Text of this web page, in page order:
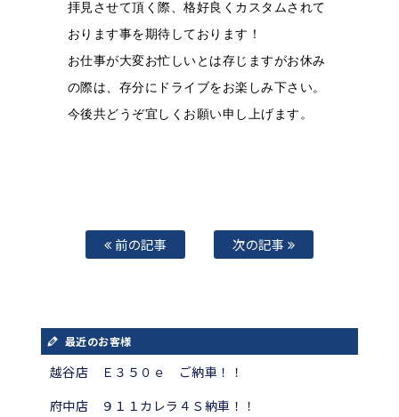
拝見させて頂く際、格好良くカスタムされて
おります事を期待しております！
お仕事が大変お忙しいとは存じますがお休み
の際は、存分にドライブをお楽しみ下さい。
今後共どうぞ宜しくお願い申し上げます。
前の記事 次の記事
最近のお客様
越谷店 Ｅ３５０ｅ ご納車！！
府中店 ９１１カレラ４Ｓ納車！！